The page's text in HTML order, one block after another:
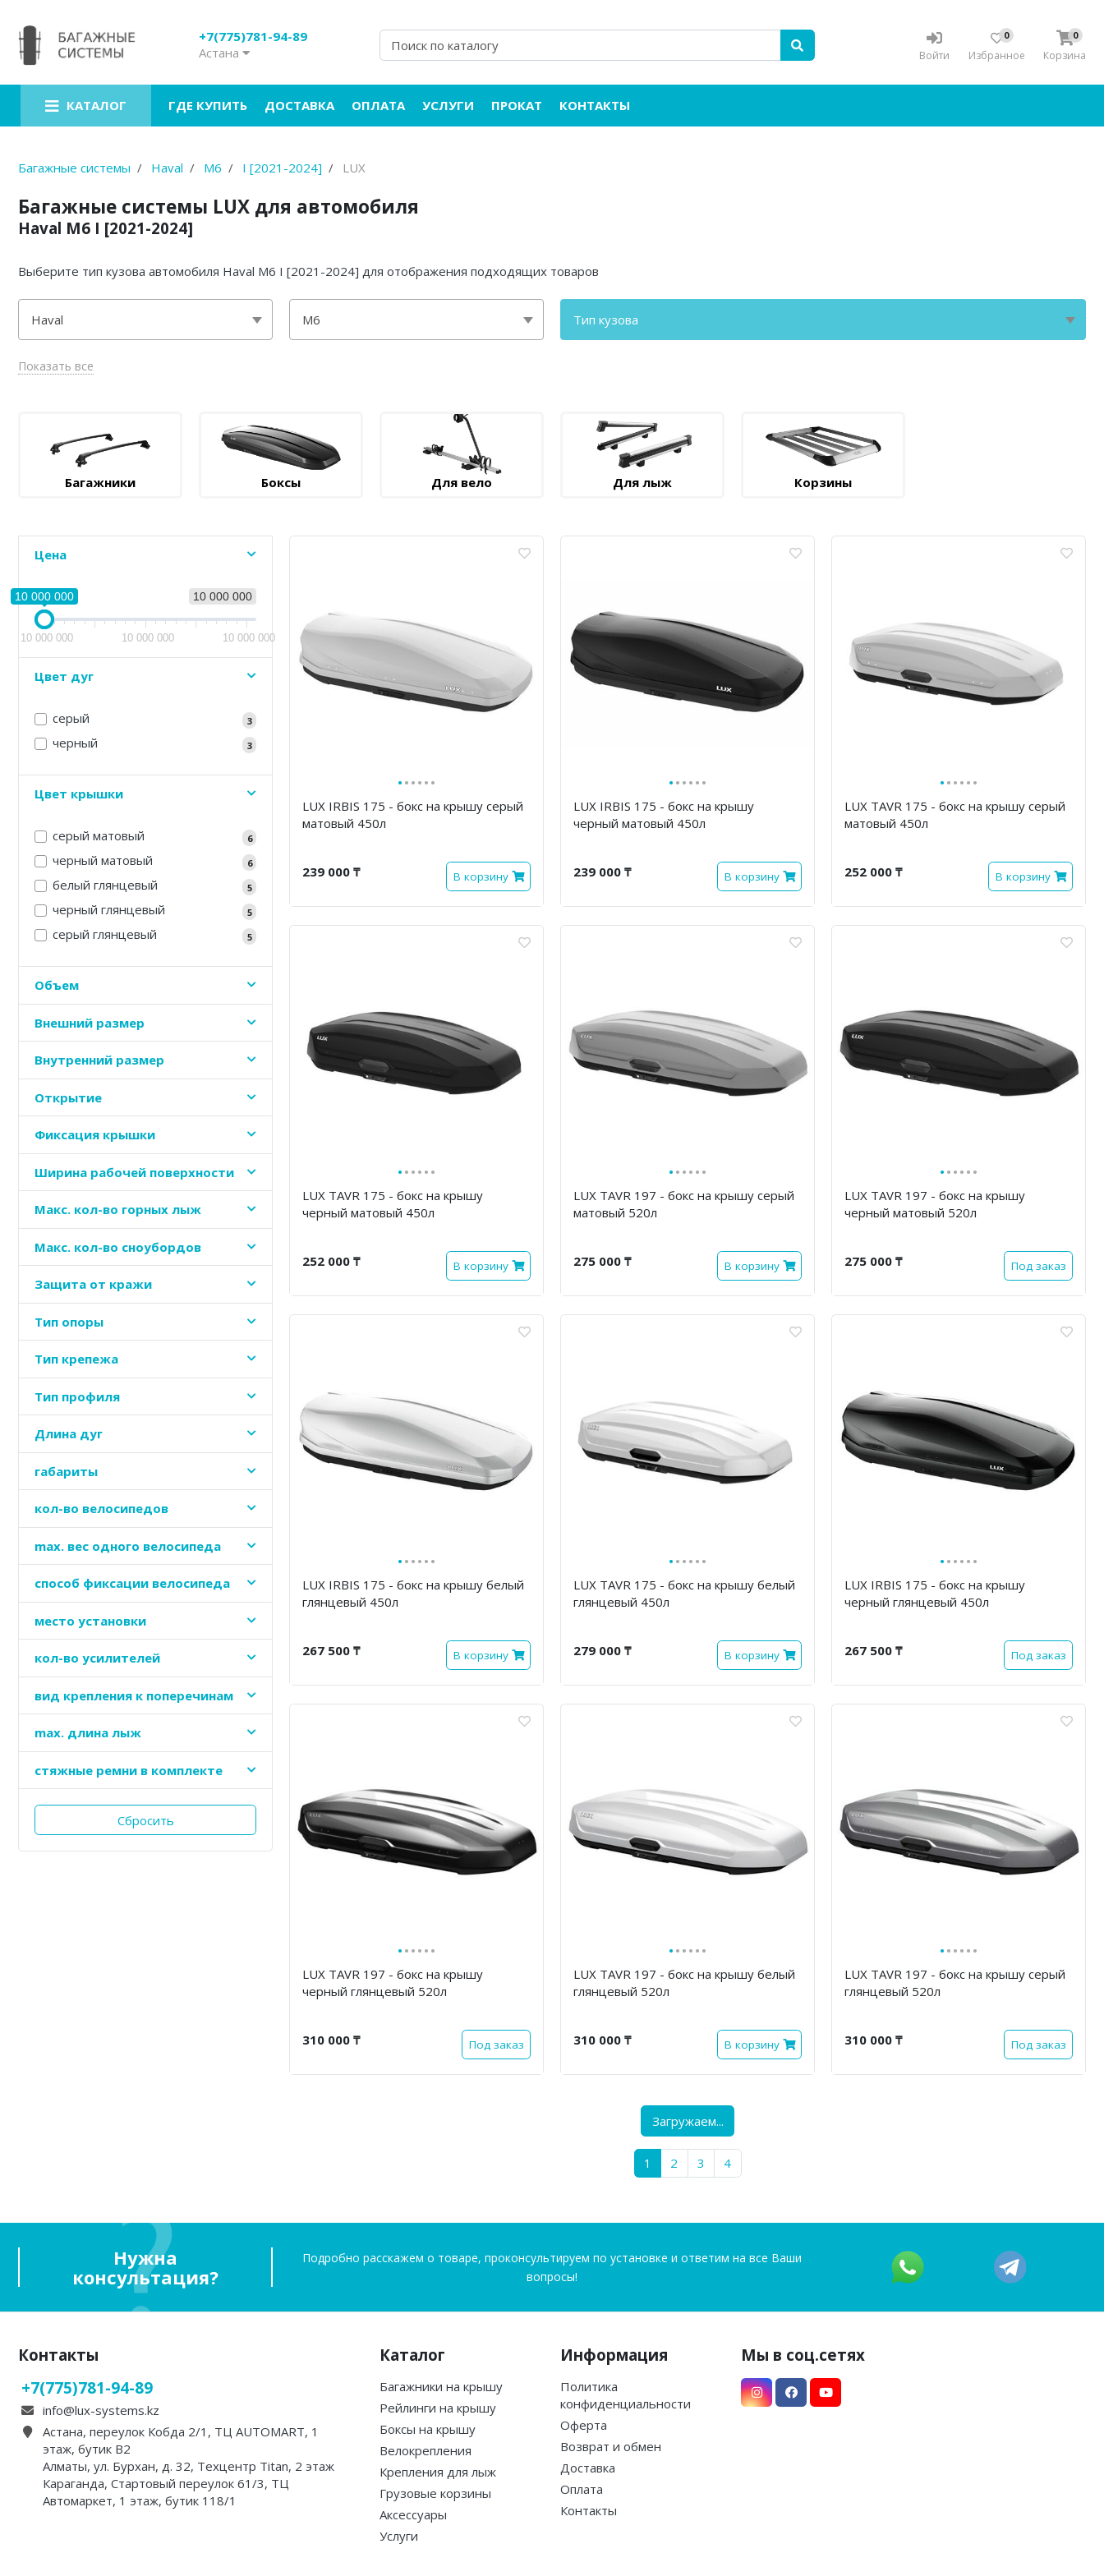
+7(775)781-94-89
Астана
Войти
0
Избранное
0
Корзина
КАТАЛОГ ГДЕ КУПИТЬ ДОСТАВКА ОПЛАТА УСЛУГИ ПРОКАТ КОНТАКТЫ
Багажные системы Haval M6 I [2021-2024] LUX
Багажные системы LUX для автомобиля
Haval M6 I [2021-2024]
Выберите тип кузова автомобиля Haval M6 I [2021-2024] для отображения подходящих товаров
Haval M6 Тип кузова
кроссовер с инт. рейлингами
Показать все
Багажники Боксы Для вело Для лыж Корзины
Цена
10 000 000
10 000 000
10 000 000 10 000 000 10 000 000
Цвет дуг
серый 3
черный 3
Цвет крышки
серый матовый 6
черный матовый 6
белый глянцевый 5
черный глянцевый 5
серый глянцевый 5
Объем
Внешний размер
Внутренний размер
Открытие
Фиксация крышки
Ширина рабочей поверхности
Макс. кол-во горных лыж
Макс. кол-во сноубордов
Защита от кражи
Тип опоры
Тип крепежа
Тип профиля
Длина дуг
габариты
кол-во велосипедов
maх. вес одного велосипеда
способ фиксации велосипеда
место установки
кол-во усилителей
вид крепления к поперечинам
max. длина лыж
стяжные ремни в комплекте
Сбросить
······
LUX IRBIS 175 - бокс на крышу серый
матовый 450л
239 000 ₸ В корзину
······
LUX IRBIS 175 - бокс на крышу
черный матовый 450л
239 000 ₸ В корзину
······
LUX TAVR 175 - бокс на крышу серый
матовый 450л
252 000 ₸ В корзину
······
LUX TAVR 175 - бокс на крышу
черный матовый 450л
252 000 ₸ В корзину
······
LUX TAVR 197 - бокс на крышу серый
матовый 520л
275 000 ₸ В корзину
······
LUX TAVR 197 - бокс на крышу
черный матовый 520л
275 000 ₸ Под заказ
······
LUX IRBIS 175 - бокс на крышу белый
глянцевый 450л
267 500 ₸ В корзину
······
LUX TAVR 175 - бокс на крышу белый
глянцевый 450л
279 000 ₸ В корзину
······
LUX IRBIS 175 - бокс на крышу
черный глянцевый 450л
267 500 ₸ Под заказ
······
LUX TAVR 197 - бокс на крышу
черный глянцевый 520л
310 000 ₸ Под заказ
······
LUX TAVR 197 - бокс на крышу белый
глянцевый 520л
310 000 ₸ В корзину
······
LUX TAVR 197 - бокс на крышу серый
глянцевый 520л
310 000 ₸ Под заказ
Загружаем...
1 2 3 4
Нужна
консультация?
Подробно расскажем о товаре, проконсультируем по установке и ответим на все Ваши
вопросы!
Контакты
+7(775)781-94-89
info@lux-systems.kz
Астана, переулок Кобда 2/1, ТЦ AUTOMART, 1
этаж, бутик B2
Алматы, ул. Бурхан, д. 32, Техцентр Titan, 2 этаж
Караганда, Стартовый переулок 61/3, ТЦ
Автомаркет, 1 этаж, бутик 118/1
Каталог
Багажники на крышу
Рейлинги на крышу
Боксы на крышу
Велокрепления
Крепления для лыж
Грузовые корзины
Аксессуары
Услуги
Информация
Политика
конфиденциальности
Оферта
Возврат и обмен
Доставка
Оплата
Контакты
Мы в соц.сетях
Багажники на крышу
Боксы на крышу
Велокрепления
Крепления для лыж
Грузовые корзины
Аксессуары
Услуги